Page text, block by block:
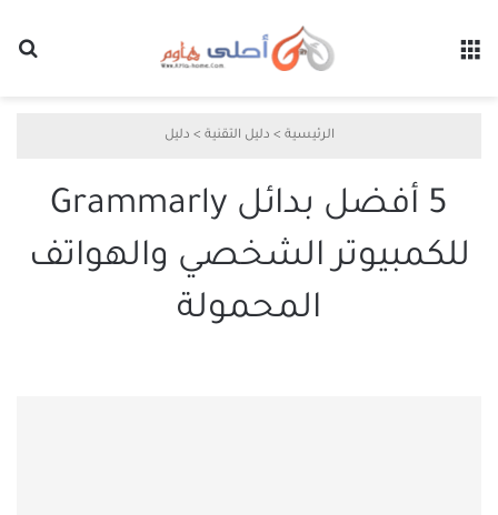
الرئيسية > دليل التقنية > دليل
5 أفضل بدائل Grammarly
للكمبيوتر الشخصي والهواتف
المحمولة